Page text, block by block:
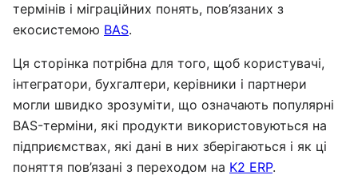
термінів і міграційних понять, пов’язаних з
екосистемою BAS.
Ця сторінка потрібна для того, щоб користувачі,
інтегратори, бухгалтери, керівники і партнери
могли швидко зрозуміти, що означають популярні
BAS-терміни, які продукти використовуються на
підприємствах, які дані в них зберігаються і як ці
поняття пов’язані з переходом на K2 ERP.